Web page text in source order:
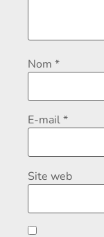
Nom *
E-mail*
Site web